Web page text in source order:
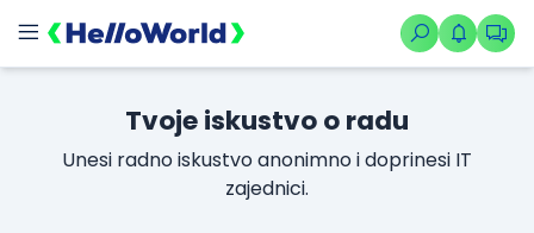
Tvoje iskustvo o radu
Unesi radno iskustvo anonimno i doprinesi IT
zajednici.
/kompanije/iskustvo/